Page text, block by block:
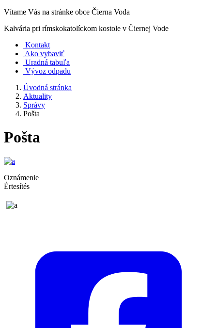
Vítame Vás na stránke obce Čierna Voda
Kalvária pri rímskokatolíckom kostole v Čiernej Vode
Kontakt
Ako vybaviť
Uradná tabuľa
Vývoz odpadu
Úvodná stránka
Aktuality
Správy
Pošta
Pošta
Oznámenie
Értesítés